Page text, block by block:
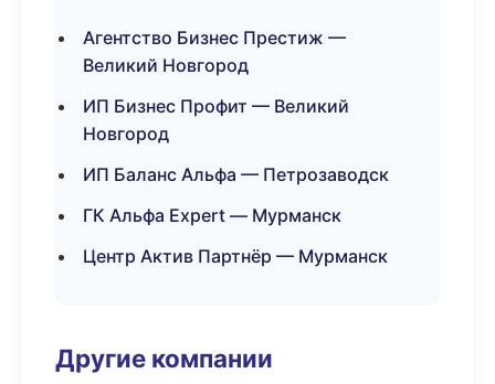
Агентство Бизнес Престиж —
Великий Новгород
ИП Бизнес Профит — Великий
Новгород
ИП Баланс Альфа — Петрозаводск
ГК Альфа Expert — Мурманск
Центр Актив Партнёр — Мурманск
Другие компании